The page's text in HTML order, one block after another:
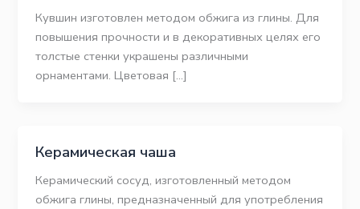
Кувшин изготовлен методом обжига из глины. Для
повышения прочности и в декоративных целях его
толстые стенки украшены различными
орнаментами. Цветовая […]
Керамическая чаша
Керамический сосуд, изготовленный методом
обжига глины, предназначенный для употребления